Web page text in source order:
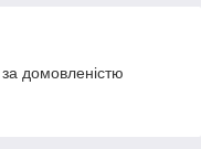
домовленістю